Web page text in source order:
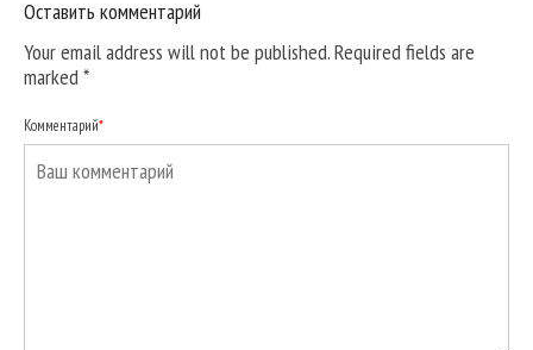
Оставить комментарий
Your email address will not be published. Required fields are
marked*
Комментарий*